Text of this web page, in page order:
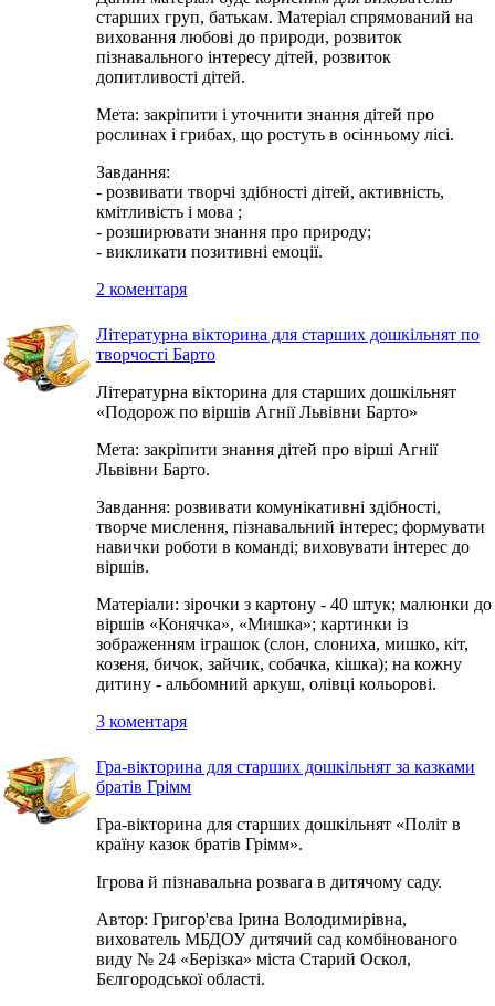
старших груп, батькам. Матеріал спрямований на
виховання любові до природи, розвиток
пізнавального інтересу дітей, розвиток
допитливості дітей.
Мета: закріпити і уточнити знання дітей про
рослинах і грибах, що ростуть в осінньому лісі.
Завдання:
- розвивати творчі здібності дітей, активність,
кмітливість і мова ;
- розширювати знання про природу;
- викликати позитивні емоції.
2 коментаря
Літературна вікторина для старших дошкільнят по
творчості Барто
Літературна вікторина для старших дошкільнят
«Подорож по віршів Агнії Львівни Барто»
Мета: закріпити знання дітей про вірші Агнії
Львівни Барто.
Завдання: розвивати комунікативні здібності,
творче мислення, пізнавальний інтерес; формувати
навички роботи в команді; виховувати інтерес до
віршів.
Матеріали: зірочки з картону - 40 штук; малюнки до
віршів «Конячка», «Мишка»; картинки із
зображенням іграшок (слон, слониха, мишко, кіт,
козеня, бичок, зайчик, собачка, кішка); на кожну
дитину - альбомний аркуш, олівці кольорові.
3 коментаря
Гра-вікторина для старших дошкільнят за казками
братів Грімм
Гра-вікторина для старших дошкільнят «Політ в
країну казок братів Грімм».
Ігрова й пізнавальна розвага в дитячому саду.
Автор: Григор'єва Ірина Володимирівна,
вихователь МБДОУ дитячий сад комбінованого
виду № 24 «Берізка» міста Старий Оскол,
Бєлгородської області.